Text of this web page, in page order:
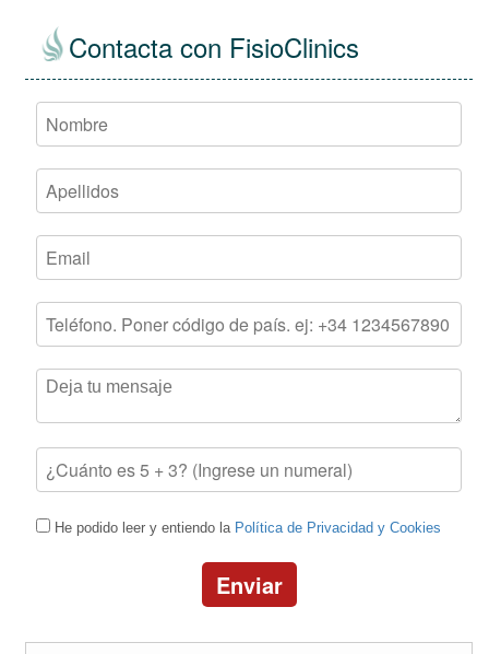
Contacta con FisioClinics
He podido leer y entiendo la Política de Privacidad y Cookies
Enviar